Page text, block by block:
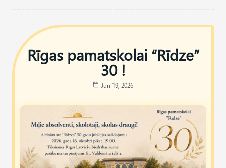
Rīgas pamatskolai “Rīdze”
30 !
Jun 19, 2026